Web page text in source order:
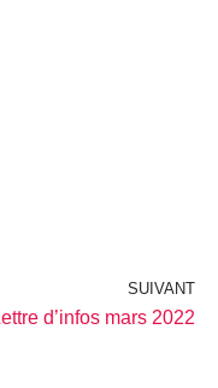
SUIVANT
d’infos mars 2022